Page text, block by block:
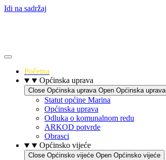
Idi na sadržaj
Početna
Općinska uprava
Close Općinska uprava Open Općinska uprava
Statut općine Marina
Općinska uprava
Odluka o komunalnom redu
ARKOD potvrde
Obrasci
Općinsko vijeće
Close Općinsko vijeće Open Općinsko vijeće